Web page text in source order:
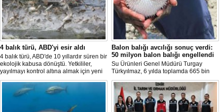
4 balık türü, ABD'yi esir aldı
4 balık türü, ABD'de 10 yıllardır süren bir
ekolojik kabusa dönüştü. Yetkililer,
yayılmayı kontrol altına almak için yeni
projeler geliştirirken, uzmanlar
tamamen yok edilmenin imkansız
olduğunu belirtiyor.
Balon balığı avcılığı sonuç verdi:
50 milyon balon balığı engellendi
Su Ürünleri Genel Müdürü Turgay
Türkyılmaz, 6 yılda toplamda 665 bin
balon balığının ekosistemden
uzaklaştırıldığını belirterek, "Balon balığı
avcılığı sayesinde, yaklaşık 50 milyon
yeni balon balığının ekosisteme
katılması önlendi." dedi.